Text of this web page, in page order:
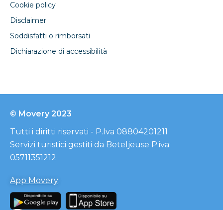
Cookie policy
Disclaimer
Soddisfatti o rimborsati
Dichiarazione di accessibilità
© Movery 2023
Tutti i diritti riservati - P.Iva 08804201211
Servizi turistici gestiti da Beteljeuse P.iva:
05711351212
App Movery: